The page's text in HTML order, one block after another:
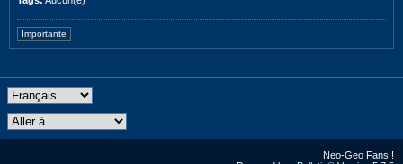
Importante
Neo-Geo Fans !